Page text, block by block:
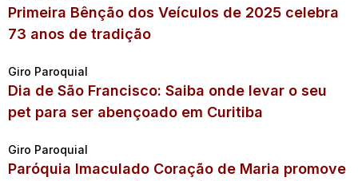
Primeira Bênção dos Veículos de 2025 celebra
73 anos de tradição
Giro Paroquial
Dia de São Francisco: Saiba onde levar o seu
pet para ser abençoado em Curitiba
Giro Paroquial
Paróquia Imaculado Coração de Maria promove